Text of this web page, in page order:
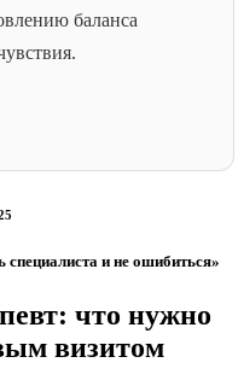
баланса
и не ошибиться»
что нужно
визитом